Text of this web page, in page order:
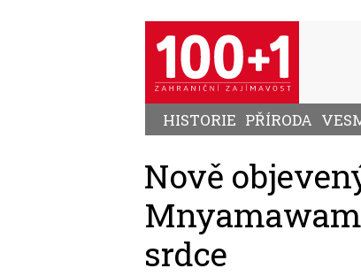
HISTORIE PŘÍRODA
Nově
srdce